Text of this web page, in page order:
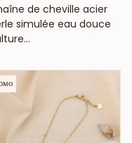
VOIR LE PRIX
de cheville acier
simulée eau douce